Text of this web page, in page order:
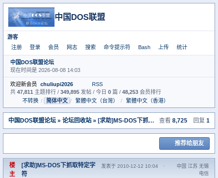
中国DOS联盟
游客
注册
登录 会员 网志 搜索 命令提示符 Bash 上传 统计
中国DOS联盟论坛
现在时间是 2026-08-08 14:03
欢迎新会员 chuliupi2026
RSS
共 47,811 主题排行 / 349,895 发帖 / 今日 0 篇 / 48,253 会员排行
不转换 / 简体中文 / 繁體中文（台灣） / 繁體中文（香港）
中国DOS联盟论坛 » 论坛回收站 » [求助]MS-DOS下抓取特定字符 查看 8,725 回复 1
推荐给朋友
楼
主
[求助]MS-DOS下抓取特定字
符
发表于 2010-12-12 10:04 ·
中国 江苏 无锡
电信